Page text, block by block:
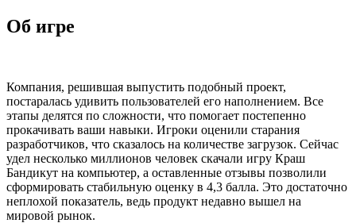
Об игре
Компания, решившая выпустить подобный проект,
постаралась удивить пользователей его наполнением. Все
этапы делятся по сложности, что помогает постепенно
прокачивать ваши навыки. Игроки оценили старания
разработчиков, что сказалось на количестве загрузок. Сейчас
удел несколько миллионов человек скачали игру Краш
Бандикут на компьютер, а оставленные отзывы позволили
сформировать стабильную оценку в 4,3 балла. Это достаточно
неплохой показатель, ведь продукт недавно вышел на
мировой рынок.